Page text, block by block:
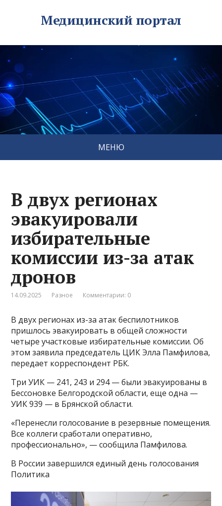
Медицинский портал
МЕНЮ
В двух регионах
эвакуировали
избирательные
комиссии из-за атак
дронов
14.09.2025 Разное Комментарии: 0
В двух регионах из-за атак беспилотников
пришлось эвакуировать в общей сложности
четыре участковые избирательные комиссии. Об
этом заявила председатель ЦИК Элла Памфилова,
передает корреспондент РБК.
Три УИК — 241, 243 и 294 — были эвакуированы в
Бессоновке Белгородской области, еще одна —
УИК 939 — в Брянской области.
«Перенесли голосование в резервные помещения.
Все коллеги сработали оперативно,
профессионально», — сообщила Памфилова.
В России завершился единый день голосования
Политика